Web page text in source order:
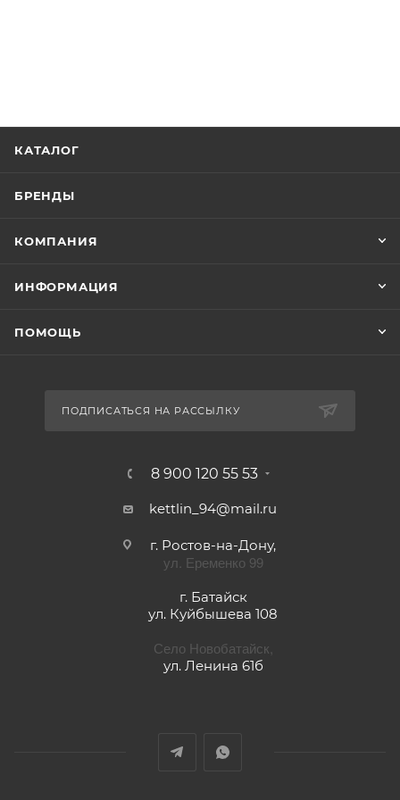
КАТАЛОГ
БРЕНДЫ
КОМПАНИЯ
ИНФОРМАЦИЯ
ПОМОЩЬ
ПОДПИСАТЬСЯ НА РАССЫЛКУ
8 900 120 55 53
kettlin_94@mail.ru
г. Ростов-на-Дону,
ул. Еременко 99
г. Батайск
ул. Куйбышева 108
Село Новобатайск,
ул. Ленина 61б